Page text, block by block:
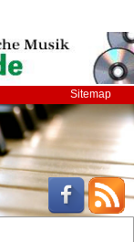
Sitemap